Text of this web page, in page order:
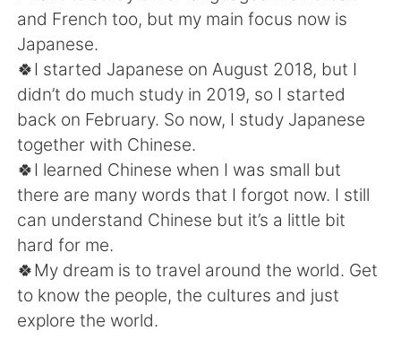
and French too, but my main focus now is
Japanese.
🍀I started Japanese on August 2018, but I
didn’t do much study in 2019, so I started
back on February. So now, I study Japanese
together with Chinese.
🍀I learned Chinese when I was small but
there are many words that I forgot now. I still
can understand Chinese but it’s a little bit
hard for me.
🍀My dream is to travel around the world. Get
to know the people, the cultures and just
explore the world.